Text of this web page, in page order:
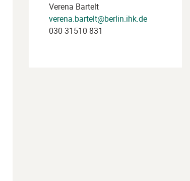
Verena Bartelt
verena.bartelt@berlin.ihk.de
030 31510 831